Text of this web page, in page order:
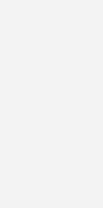
Genehmigungsprozesse für
Neubaukonzepte auf
Gesetze begünstigte
der
Koalition in Berlin
von 2020 bis 2038 vor
der Energiewende in
in der Kohlekraftbranche
genutzt werden. Zwar
beschäftigte
Bürde, zumal die
betroffenen